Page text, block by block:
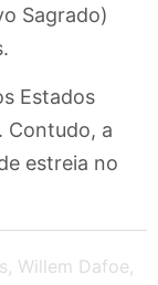
Sagrado)
Estados
Contudo, a
estreia no
Willem Dafoe